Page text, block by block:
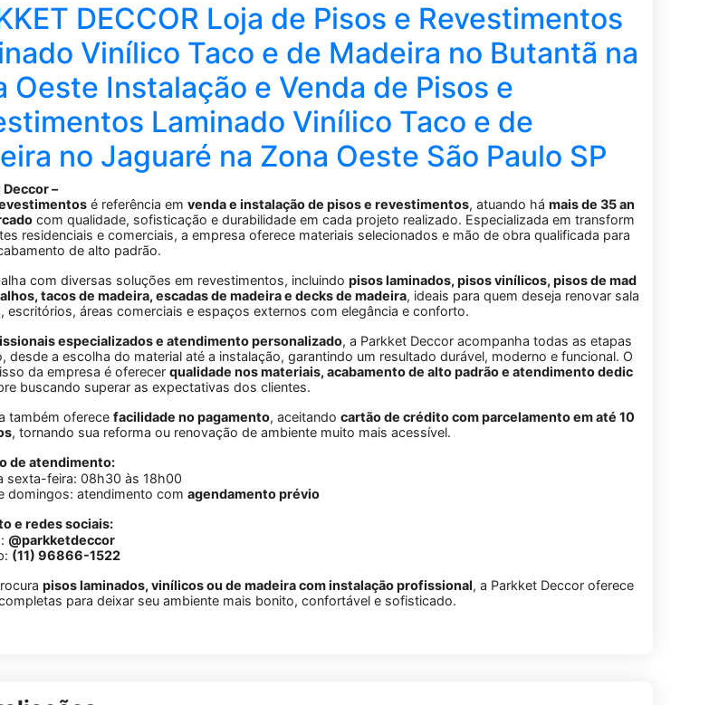
DECCOR Loja de Pisos e Revestimentos
Vinílico Taco e de Madeira no Butantã na
Oeste Instalação e Venda de Pisos e
Laminado Vinílico Taco e de
no Jaguaré na Zona Oeste São Paulo SP
Deccor –
é referência em vendae instalaçãode pisose revestimentos, atuando há maisde 35an
com qualidade, sofisticação e durabilidade em cada projeto realizado. Especializada em transform
residenciais e comerciais, a empresa oferece materiais selecionados e mão de obra qualificada para
de alto padrão.
com diversas soluções em revestimentos, incluindo pisoslaminados, pisosvinílicos, pisosde mad
tacosde madeira, escadasde madeirae decksde madeira, ideais para quem deseja renovar sala
escritórios, áreas comerciais e espaços externos com elegância e conforto.
especializadose atendimentopersonalizado, a Parkket Deccor acompanha todas as etapas
desde a escolha do material até a instalação, garantindo um resultado durável, moderno e funcional. O
da empresa é oferecer qualidade nosmateriais, acabamentode altopadrãoe atendimentodedic
buscando superar as expectativas dos clientes.
também oferece facilidade nopagamento, aceitando cartãode créditocomparcelamentoematé 10
, tornando sua reforma ou renovação de ambiente muito mais acessível.
de atendimento:
sexta-feira: 08h30 às 18h00
domingos: atendimento com agendamentoprévio
e redessociais:
@parkketdeccor
(11) 96866-1522
pisoslaminados, vinílicosou de madeiracominstalaçãoprofissional, a Parkket Deccor oferece
para deixar seu ambiente mais bonito, confortável e sofisticado.